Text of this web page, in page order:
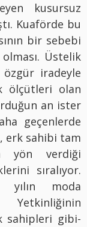
kusursuz
Kuaförde bu
bir sebebi
Üstelik
iradeyle
ölçütleri olan
an ister
geçenlerde
erk sahibi tam
yön verdiği
sıralıyor.
yılın moda
sahipleri gibi-